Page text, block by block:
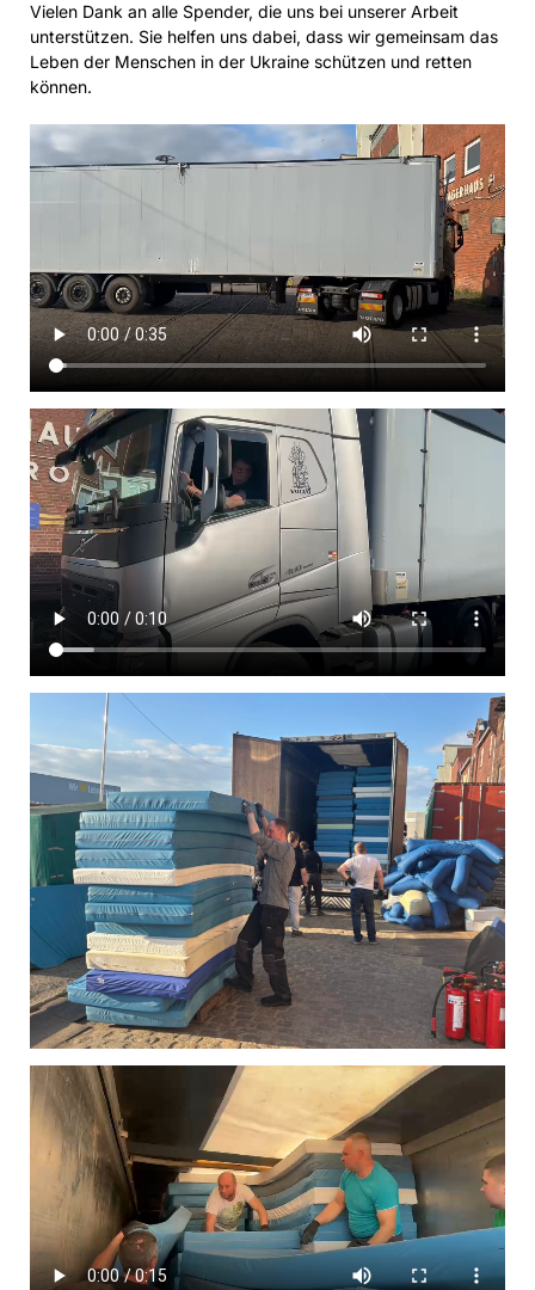
Vielen Dank an alle Spender, die uns bei unserer Arbeit
unterstützen. Sie helfen uns dabei, dass wir gemeinsam das
Leben der Menschen in der Ukraine schützen und retten
können.